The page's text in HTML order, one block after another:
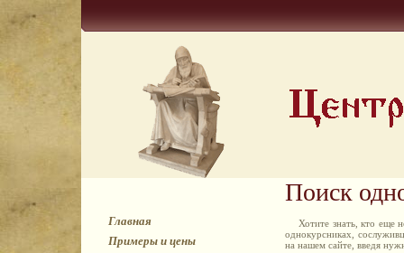
Главная
Примеры и цены
Поиск
Хотите знать, кто еще
однокурсниках,
на нашем сайте, введя